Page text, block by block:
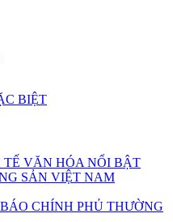
BIỆT
VĂN HÓA NỔI BẬT
SẢN VIỆT NAM
CHÍNH PHỦ THƯỜNG